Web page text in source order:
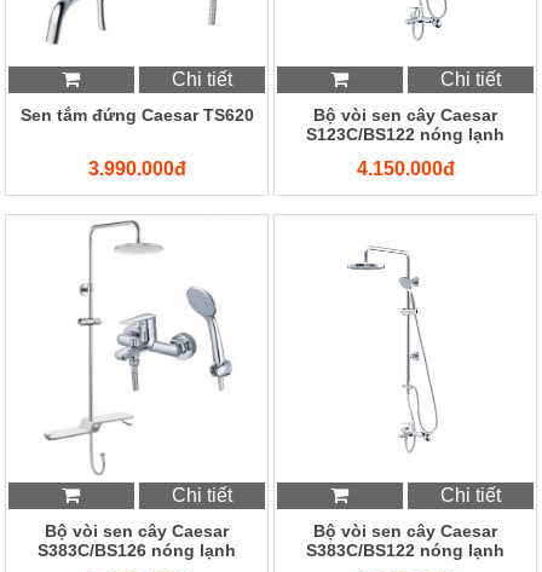
Chi tiết
Sen tắm đứng Caesar TS620
3.990.000đ
Chi tiết
Bộ vòi sen cây Caesar
S123C/BS122 nóng lạnh
4.150.000đ
Chi tiết
Bộ vòi sen cây Caesar
S383C/BS126 nóng lạnh
Chi tiết
Bộ vòi sen cây Caesar
S383C/BS122 nóng lạnh